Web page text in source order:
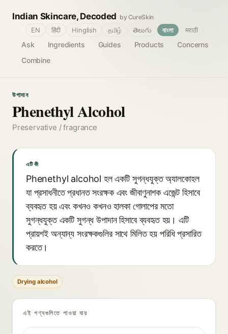
Indian Skincare, Decoded by CureSkin
Ask Ingredients Guides Products
Concerns
Combine
EN हिंदी Hinglish தமிழ் తెలుగు বাংলা मराठी
উপাদান
Phenethyl Alcohol
Preservative / fragrance
এটি কী
Phenethyl alcohol হল একটি সুগন্ধযুক্ত অ্যালকোহল
যা প্রসাধনীতে প্রধানত সংরক্ষক এবং জীবাণুনাশক এজেন্ট হিসাবে
ব্যবহৃত হয় এবং কখনও কখনও হালকা গোলাপের মতো
সুগন্ধযুক্ত একটি সুগন্ধ উপাদান হিসাবে ব্যবহৃত হয়। এটি
প্রায়শই অন্যান্য সংরক্ষকগুলির সাথে মিলিত হয় পরিধি প্রসারিত
করতে।
Drying alcohol
এই পণ্যগুলিতে পাওয়া যায়